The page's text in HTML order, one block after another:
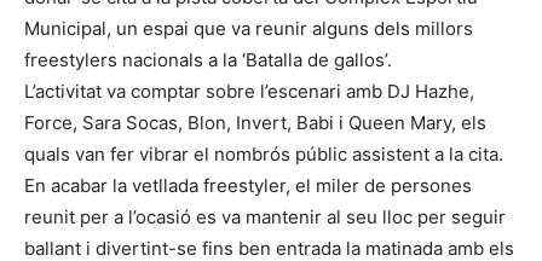
Municipal, un espai que va reunir alguns dels millors
freestylers nacionals a la ‘Batalla de gallos’.
L’activitat va comptar sobre l’escenari amb DJ Hazhe,
Force, Sara Socas, Blon, Invert, Babi i Queen Mary, els
quals van fer vibrar el nombrós públic assistent a la cita.
En acabar la vetllada freestyler, el miler de persones
reunit per a l’ocasió es va mantenir al seu lloc per seguir
ballant i divertint-se fins ben entrada la matinada amb els